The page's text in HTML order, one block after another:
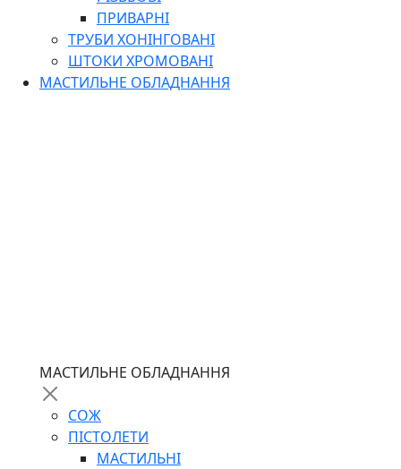
ПРИВАРНІ
ТРУБИ ХОНІНГОВАНІ
ШТОКИ ХРОМОВАНІ
МАСТИЛЬНЕ ОБЛАДНАННЯ
МАСТИЛЬНЕ ОБЛАДНАННЯ
СОЖ
ПІСТОЛЕТИ
МАСТИЛЬНІ